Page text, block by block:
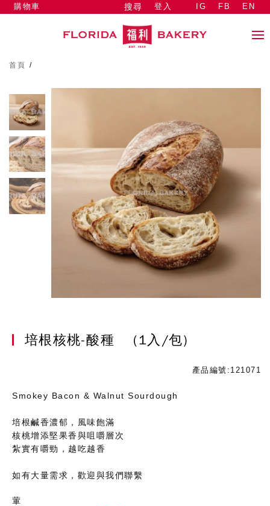
搜尋 登入
購物車 IG FB EN
首頁 /
培根核桃-酸種 (1入/包)
產品編號:121071
Smokey Bacon & Walnut Sourdough
培根鹹香濃郁，風味飽滿
核桃增添堅果香與咀嚼層次
紮實有嚼勁，越吃越香
如有大量需求，歡迎與我們聯繫
葷